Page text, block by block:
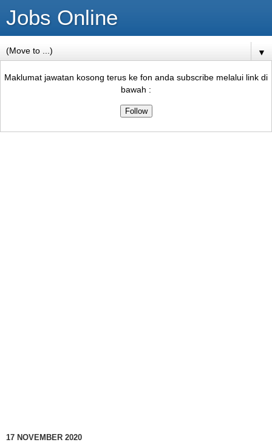
Jobs Online
▼
Maklumat jawatan kosong terus ke fon anda subscribe melalui link di
bawah :
17 NOVEMBER 2020